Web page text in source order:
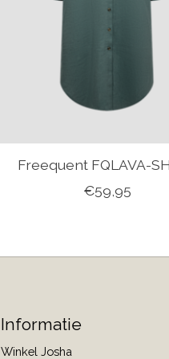
Freequent FQLAVA-
€59,95
Informatie
Winkel Josha